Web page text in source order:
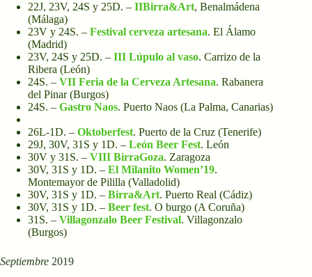
22J, 23V, 24S y 25D. – IIBirra&Art, Benalmádena
(Málaga)
23V y 24S. – Festival cerveza artesana. El Álamo
(Madrid)
23V, 24S y 25D. – III Lúpulo al vaso. Carrizo de la
Ribera (León)
24S. – VII Feria de la Cerveza Artesana. Rabanera
del Pinar (Burgos)
24S. – Gastro Naos. Puerto Naos (La Palma, Canarias)
26L-1D. – Oktoberfest. Puerto de la Cruz (Tenerife)
29J, 30V, 31S y 1D. – León Beer Fest. León
30V y 31S. – VIII BirraGoza. Zaragoza
30V, 31S y 1D. – El Milanito Women’19.
Montemayor de Pililla (Valladolid)
30V, 31S y 1D. – Birra&Art. Puerto Real (Cádiz)
30V, 31S y 1D. – Beer fest. O burgo (A Coruña)
31S. – Villagonzalo Beer Festival. Villagonzalo
(Burgos)
Septiembre 2019